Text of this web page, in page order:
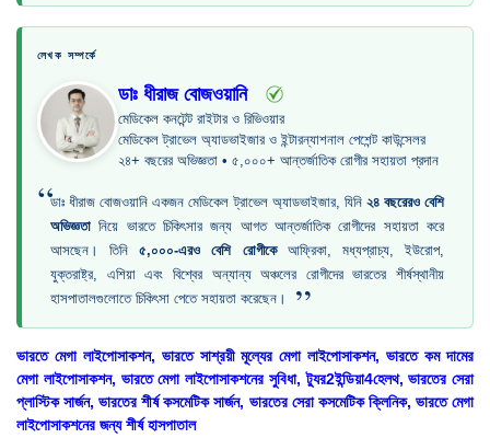
লেখক সম্পর্কে
ডাঃ ধীরাজ বোজওয়ানি
মেডিকেল কনটেন্ট রাইটার ও রিভিওয়ার
মেডিকেল ট্রাভেল অ্যাডভাইজার ও ইন্টারন্যাশনাল পেশেন্ট কাউন্সেলর
২৪+ বছরের অভিজ্ঞতা • ৫,০০০+ আন্তর্জাতিক রোগীর সহায়তা প্রদান
“ডাঃ ধীরাজ বোজওয়ানি একজন মেডিকেল ট্রাভেল অ্যাডভাইজার, যিনি ২৪ বছরেরও বেশি
অভিজ্ঞতা নিয়ে ভারতে চিকিৎসার জন্য আগত আন্তর্জাতিক রোগীদের সহায়তা করে
আসছেন। তিনি৫,০০০-এরও বেশি রোগীকেআফ্রিকা, মধ্যপ্রাচ্য, ইউরোপ,
যুক্তরাষ্ট্র, এশিয়া এবং বিশ্বের অন্যান্য অঞ্চলের রোগীদের ভারতের শীর্ষস্থানীয়
হাসপাতালগুলোতে চিকিৎসা পেতে সহায়তা করেছেন।
”
ভারতে মেগা লাইপোসাকশন, ভারতে সাশ্রয়ী মূল্যের মেগা লাইপোসাকশন, ভারতে কম দামের
মেগা লাইপোসাকশন, ভারতে মেগা লাইপোসাকশনের সুবিধা, ট্যুর2ইন্ডিয়া4হেলথ, ভারতের সেরা
প্লাস্টিক সার্জন, ভারতের শীর্ষ কসমেটিক সার্জন, ভারতের সেরা কসমেটিক ক্লিনিক, ভারতে মেগা
লাইপোসাকশনের জন্য শীর্ষ হাসপাতাল